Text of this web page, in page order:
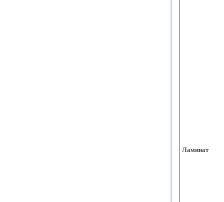
Ламинат